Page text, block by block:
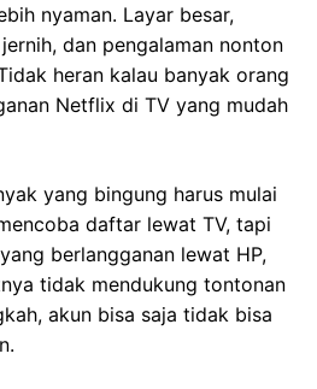
nyaman. Layar besar,
dan pengalaman nonton
heran kalau banyak orang
Netflix di TV yang mudah
yang bingung harus mulai
daftar lewat TV, tapi
berlangganan lewat HP,
tidak mendukung tontonan
akun bisa saja tidak bisa